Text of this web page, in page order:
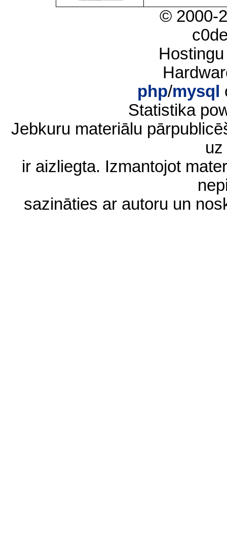
© 2000-
php/mysql
Statistika
Jebkuru materiālu
ir aizliegta. Izmantojot
sazināties ar autoru un